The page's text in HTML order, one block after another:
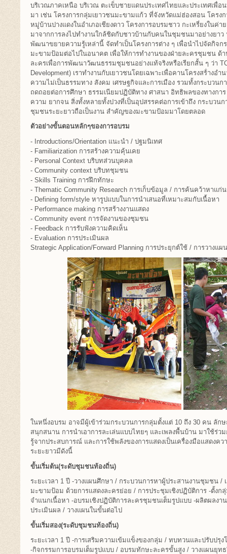
บริเวณภาคเหนือ บริเวณ ตะเข็บชายแดนประเทศไทยและประเทศเพื่
มา เช่น โครงการกลุ่มเยาวชนมะขามแก้ว ที่จังหวัดแม่ฮ่องสอน โครงก
หมู่บ้านปางแดงในอำเภอเชียงดาว โครงการอบรมชาว กะเหรี่ยงในค่
มาจากการลงไปทำงานใกล้ชิดกับชาวบ้านกับคนในชุมชนมาอย่างยา
พัฒนาขยายความรู้เหล่านี้ จัดทำเป็นโครงการต่าง ๆ เพื่อนำไปจัดกิจก
มะขามป้อมต่อไปในอนาคต เพื่อให้การทำงานของฝ่ายละครชุมชน ด้
ละครเพื่อการพัฒนาวัฒนธรรมชุมชนอย่างแท้จริงหรือเรียกสั้น ๆ ว่า
Development) เราทำงานกับเยาวชนโดยเฉพาะเพื่อคานโครงสร้่างอ
ความไม่เป็นธรรมทาง สังคม เศรษฐกิจและการเมือง รวมทั้งกระบวน
ถดถอยต่อการศึกษา ธรรมเนียมปฏิบัติทาง ศาสนา อิทธิพลของทางกา
ความ ยากจน สิ่งทั้งหลายทั้งปวงที่เป็นอุปสรรคต่อการเข้าถึง กระบวน
ชุมชนระยะยาวถือเป็นงาน สำคัญของมะขามป้อมมาโดยตลอด
ตัวอย่างขั้นตอนหลักๆของการอบรม
- Introductions/Orientation แนะนำ / ปฐมนิเทศ
- Familiarization การสร้างความคุ้นเคย
- Personal Context บริบทส่วนบุคคล
- Community context บริบทชุมชน
- Skills Training การฝึกทักษะ
- Thematic Community Research การเก็บข้อมูล / การค้นคว้าหาแ
- Defining form/style หารูปแบบในการนำเสนอที่เหมาะสมกับเนื้อหา
- Performance making การสร้างงานแสดง
- Community event การจัดงานของชุมชน
- Feedback การรับฟังความคิดเห็น
- Evaluation การประเมินผล
Strategic Application/Forward Planning การประยุกต์ใช้ / การวางแ
ในหนึ่งอบรม อาจมีผู้เข้าร่วมกระบวนการกลุ่มตั้งแต่ 10 ถึง 30 คน ลัก
สนุกสนาน การนำเอาการละเล่นแบบไทยๆ และเพลงพื้นบ้าน มาใช้ร่ว
รู้จากประสบการณ์ และการใช้พลังของการแสดงเป็นเครื่องมือแสดงค
ระยะยาวมีดังนี้
ขั้นเริ่มต้น(ระดับชุมชนท้องถิ่น)
ระยะเวลา 1 ปี -วางแผนศึกษา / กระบวนการหาผู้ประสานงานชุมชน /
มะขามป้อม ด้วยการแสดงละครย่อย / การประชุมเชิงปฏิบัติการ -ตั้งก
จำแนกเนื้อหา -อบรมเชิงปฏิบัติการละครชุมชนเต็มรูปแบบ -ผลิตผลงา
ประเมินผล / วางแผนในขั้นต่อไป
ขั้นเริ่มสอง(ระดับชุมชนท้องถิ่น)
ระยะเวลา 1 ปี -การเสริมความเข้มแข็งของกลุ่ม / ทบทวนและปรับปรุง
-กิจกรรมการอบรมเต็มรูปแบบ / อบรมทักษะละครขั้นสูง / วางแผนยุท